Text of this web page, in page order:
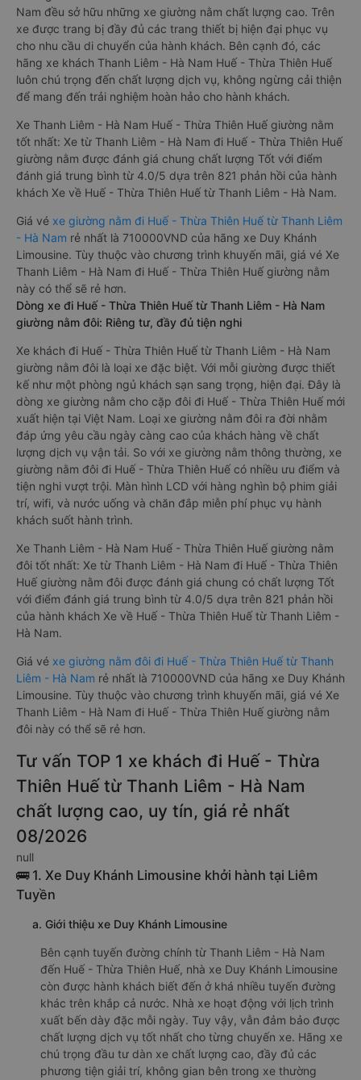
Nam đều sở hữu những xe giường nằm chất lượng cao. Trên
xe được trang bị đầy đủ các trang thiết bị hiện đại phục vụ
cho nhu cầu di chuyển của hành khách. Bên cạnh đó, các
hãng xe khách Thanh Liêm - Hà Nam Huế - Thừa Thiên Huế
luôn chú trọng đến chất lượng dịch vụ, không ngừng cải thiện
để mang đến trải nghiệm hoàn hảo cho hành khách.
Xe Thanh Liêm - Hà Nam Huế - Thừa Thiên Huế giường nằm
tốt nhất: Xe từ Thanh Liêm - Hà Nam đi Huế - Thừa Thiên Huế
giường nằm được đánh giá chung chất lượng Tốt với điểm
đánh giá trung bình từ 4.0/5 dựa trên 821 phản hồi của hành
khách Xe về Huế - Thừa Thiên Huế từ Thanh Liêm - Hà Nam.
Giá vé xe giường nằm đi Huế - Thừa Thiên Huế từ Thanh Liêm
- Hà Nam rẻ nhất là 710000VND của hãng xe Duy Khánh
Limousine. Tùy thuộc vào chương trình khuyến mãi, giá vé Xe
Thanh Liêm - Hà Nam đi Huế - Thừa Thiên Huế giường nằm
này có thể sẽ rẻ hơn.
Dòng xe đi Huế - Thừa Thiên Huế từ Thanh Liêm - Hà Nam
giường nằm đôi: Riêng tư, đầy đủ tiện nghi
Xe khách đi Huế - Thừa Thiên Huế từ Thanh Liêm - Hà Nam
giường nằm đôi là loại xe đặc biệt. Với mỗi giường được thiết
kế như một phòng ngủ khách sạn sang trọng, hiện đại. Đây là
dòng xe giường nằm cho cặp đôi đi Huế - Thừa Thiên Huế mới
xuất hiện tại Việt Nam. Loại xe giường nằm đôi ra đời nhằm
đáp ứng yêu cầu ngày càng cao của khách hàng về chất
lượng dịch vụ vận tải. So với xe giường nằm thông thường, xe
giường nằm đôi đi Huế - Thừa Thiên Huế có nhiều ưu điểm và
tiện nghi vượt trội. Màn hình LCD với hàng nghìn bộ phim giải
trí, wifi, và nước uống và chăn đắp miễn phí phục vụ hành
khách suốt hành trình.
Xe Thanh Liêm - Hà Nam Huế - Thừa Thiên Huế giường nằm
đôi tốt nhất: Xe từ Thanh Liêm - Hà Nam đi Huế - Thừa Thiên
Huế giường nằm đôi được đánh giá chung có chất lượng Tốt
với điểm đánh giá trung bình từ 4.0/5 dựa trên 821 phản hồi
của hành khách Xe về Huế - Thừa Thiên Huế từ Thanh Liêm -
Hà Nam.
Giá vé xe giường nằm đôi đi Huế - Thừa Thiên Huế từ Thanh
Liêm - Hà Nam rẻ nhất là 710000VND của hãng xe Duy Khánh
Limousine. Tùy thuộc vào chương trình khuyến mãi, giá vé Xe
Thanh Liêm - Hà Nam đi Huế - Thừa Thiên Huế giường nằm
đôi này có thể sẽ rẻ hơn.
Tư vấn TOP 1 xe khách đi Huế - Thừa
Thiên Huế từ Thanh Liêm - Hà Nam
chất lượng cao, uy tín, giá rẻ nhất
08/2026
null
🚌 1. Xe Duy Khánh Limousine khởi hành tại Liêm
Tuyền
a. Giới thiệu xe Duy Khánh Limousine
Bên cạnh tuyến đường chính từ Thanh Liêm - Hà Nam
đến Huế - Thừa Thiên Huế, nhà xe Duy Khánh Limousine
còn được hành khách biết đến ở khá nhiều tuyến đường
khác trên khắp cả nước. Nhà xe hoạt động với lịch trình
xuất bến dày đặc mỗi ngày. Tuy vậy, vẫn đảm bảo được
chất lượng dịch vụ tốt nhất cho từng chuyến xe. Hãng xe
chú trọng đầu tư dàn xe chất lượng cao, đầy đủ các
phương tiện giải trí, không gian bên trong xe thường